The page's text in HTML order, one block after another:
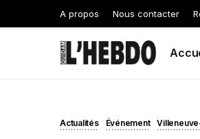
A propos Nous contacter
Actualités Événement